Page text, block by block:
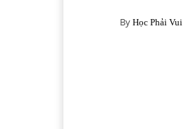
By Học Phải Vui